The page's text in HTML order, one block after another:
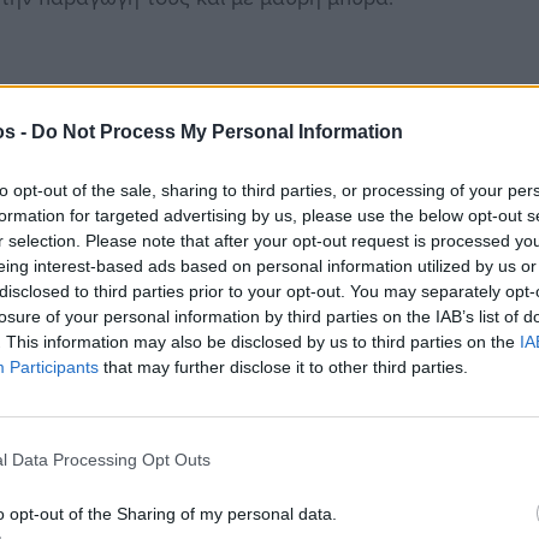
- Do Not Process My Personal Information
opt-out of the sale, sharing to third parties, or processing of your
for targeted advertising by us, please use the below opt-out
selection. Please note that after your opt-out request is processed
interest-based ads based on personal information utilized by us
to third parties prior to your opt-out. You may separately
of your personal information by third parties on the IAB’s list of
This information may also be disclosed by us to third parties on the
Participants that may further disclose it to other third parties.
Data Processing Opt Outs
opt-out of the Sharing of my personal data.
ΧΙΟΥ το 2009 . Ο Μάνος είχε
αλλά με ένα kit προϊόν, όπως δηλαδή τα
που θέλουν μόνο ψήσιμο.
του ΕΟΜΜΕΧ, το 2010 πήραν την
πρώτα μηχανήματα και το 2011 διαμόρφωσαν το
της βιοτεχνίας τους στον κεντρικό δρόμο του
προϊόντα, όπως και άλλοι τοπικοί επενδυτές
ιδιαίτερα μοναδικά χαρακτηριστικά
εργασία, ακόμη και για τη διαμόρφωση των
τοπική αγορά το πρώτο μπουκάλι του